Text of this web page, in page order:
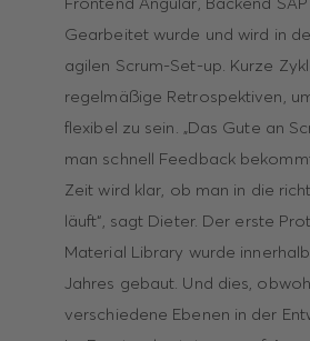
Gearbeitet wurde und wird in
agilen Scrum-Set-up. Kurze
regelmäßige Retrospektiven,
flexibel zu sein. „Das Gute an
man schnell Feedback
Zeit wird klar, ob man in die
läuft“, sagt Dieter. Der erste
Material Library wurde
Jahres gebaut. Und dies,
verschiedene Ebenen in der